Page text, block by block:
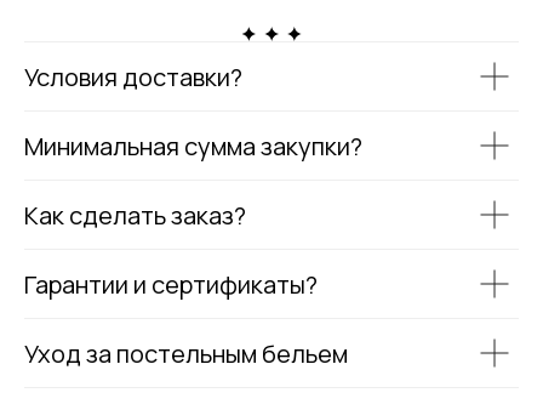
Условия доставки?
Минимальная сумма закупки?
Как сделать заказ?
Гарантии и сертификаты?
Уход за постельным бельем